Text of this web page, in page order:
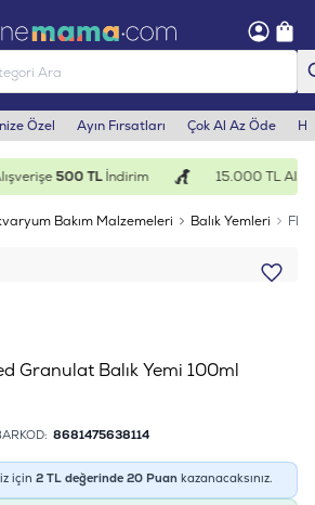
Özel Ayın Fırsatları Çok Al Az Öde
500 TLİndirim 15.000 TL
Bakım Malzemeleri Balık Yemleri
Granulat Balık Yemi 100ml
8681475638114
için 2 TL değerinde 20 Puan kazanacaksınız.